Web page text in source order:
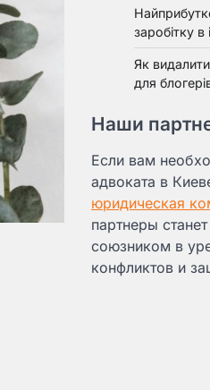
заробітку в
Як
для
Наши
Если вам
адвоката в
юридическая
партнеры
союзником в
конфликтов и